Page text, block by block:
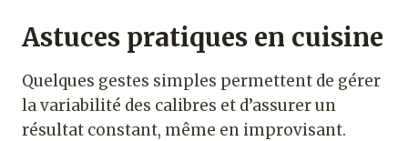
Astuces pratiques en cuisine
Quelques gestes simples permettent de gérer
la variabilité des calibres et d’assurer un
résultat constant, même en improvisant.